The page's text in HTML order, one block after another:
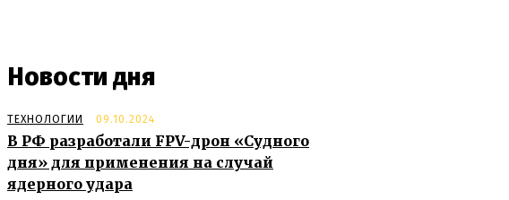
Новости дня
ТЕХНОЛОГИИ 09.10.2024
В РФ разработали FPV-дрон «Судного
дня» для применения на случай
ядерного удара